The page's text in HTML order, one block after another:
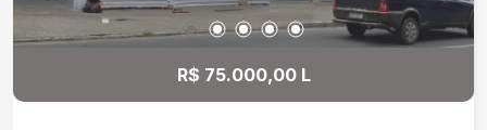
R$ 75.000,00 L